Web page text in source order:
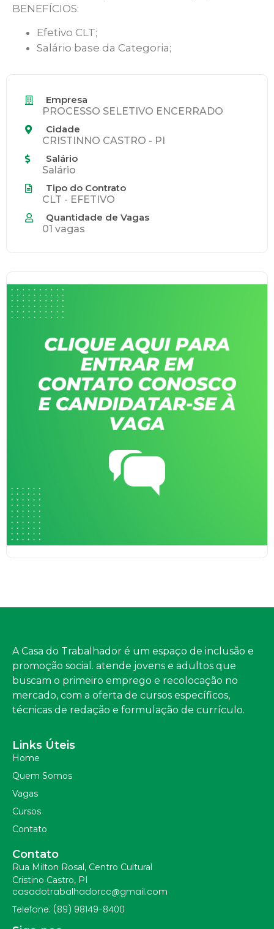
BENEFÍCIOS:
Efetivo CLT;
Salário base da Categoria;
Empresa
PROCESSO SELETIVO ENCERRADO
Cidade
CRISTINNO CASTRO - PI
Salário
Salário
Tipo do Contrato
CLT - EFETIVO
Quantidade de Vagas
01 vagas
A Casa do Trabalhador é um espaço de inclusão e
promoção social. atende jovens e adultos que
buscam o primeiro emprego e recolocação no
mercado, com a oferta de cursos específicos,
técnicas de redação e formulação de currículo.
Links Úteis
Home
Quem Somos
Vagas
Cursos
Contato
Contato
Rua Milton Rosal, Centro Cultural
Cristino Castro, PI
casadotrabalhadorcc@gmail.com
Telefone: (89) 98149-8400